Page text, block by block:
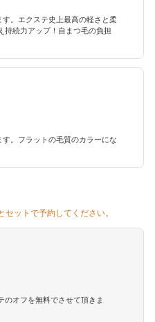
。エクステ史上最高の軽さと柔
持続力アップ！自まつ毛の負担
。フラットの毛質のカラーにな
ットで予約してください。
のオフを無料でさせて頂きま